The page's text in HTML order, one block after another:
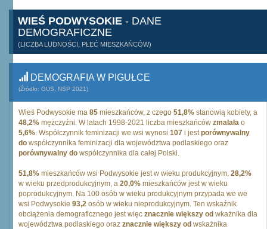
WIEŚ PODWYSOKIE - DANE
DEMOGRAFICZNE
(LICZBA LUDNOŚCI, PŁEĆ MIESZKAŃCÓW)
DEMOGRAFIA W PIGUŁCE
(Źródło: GUS, NSP 2021)
Wieś Podwysokie ma 85 mieszkańców, z czego 51,8% stanowią kobiety, a
48,2% mężczyźni. W latach 1998-2021 liczba mieszkańców zmalała o
5,6%. Współczynnik feminizacji we wsi wynosi 107 i jestporównywalny
do współczynnika feminizacji dla województwa podlaskiego oraz
porównywalny do współczynnika dla całej Polski.
51,8% mieszkańców wsi Podwysokie jest w wieku produkcyjnym, 28,2%
w wieku przedprodukcyjnym, a 20,0% mieszkańców jest w wieku
poprodukcyjnym. Na 100 osób w wieku produkcyjnym przypada we we
wsi Podwysokie 93,2 osób w wieku nieprodukcyjnym. Ten wskaźnik
obciążenia demograficznego jest więc znacznie większy od wkażnika dla
województwa podlaskiego oraz znacznie większy od wskażnika